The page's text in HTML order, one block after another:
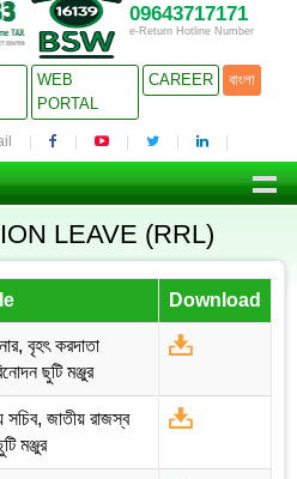
09643717171
e-Return Hotline Number
WEB
PORTAL
CAREER বাংলা
LEAVE (RRL)
Download
বৃহৎ করদাতা
ছুটি মঞ্জুর
সচিব, জাতীয় রাজস্ব
মঞ্জুর